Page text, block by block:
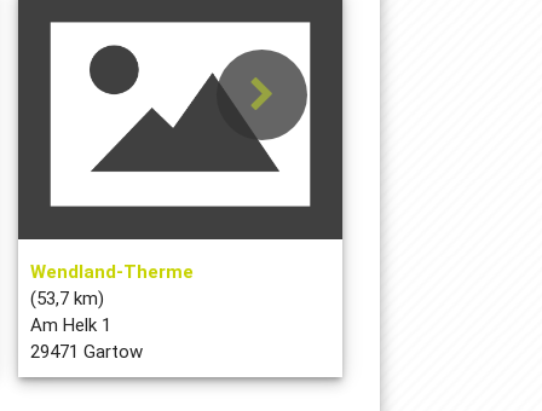
Wendland-Therme
(53,7 km)
Am Helk 1
29471 Gartow